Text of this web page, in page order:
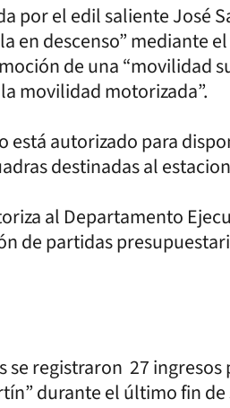
por el edil saliente José
en descenso” mediante
de una “movilidad
movilidad motorizada”.
está autorizado para
destinadas al
al Departamento
de partidas
se registraron 27
durante el último fin